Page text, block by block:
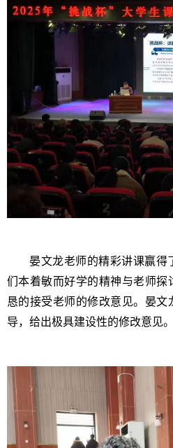
晏文龙老师的精彩讲课赢得
们本着敏而好学的精神与老师探
恳的接受老师的修改意见。晏
导，给出极具建设性的修改意见。